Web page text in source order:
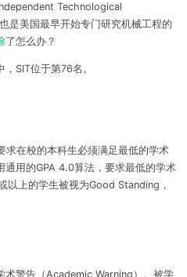
Technological
是美国最早开始专门研究机械工程的
了怎么办？
SIT位于第76名。
求在校的本科生必须满足最低的学术
通用的GPA 4.0算法，要求最低的学术
以上的学生被视为Good Standing，
术警告（Academic Warning）。被学